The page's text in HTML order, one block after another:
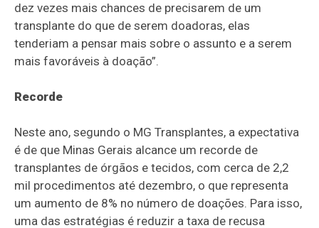
dez vezes mais chances de precisarem de um
transplante do que de serem doadoras, elas
tenderiam a pensar mais sobre o assunto e a serem
mais favoráveis à doação”.
Recorde
Neste ano, segundo o MG Transplantes, a expectativa
é de que Minas Gerais alcance um recorde de
transplantes de órgãos e tecidos, com cerca de 2,2
mil procedimentos até dezembro, o que representa
um aumento de 8% no número de doações. Para isso,
uma das estratégias é reduzir a taxa de recusa